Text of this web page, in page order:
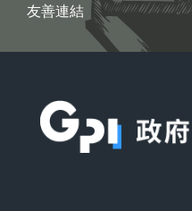
友善連結